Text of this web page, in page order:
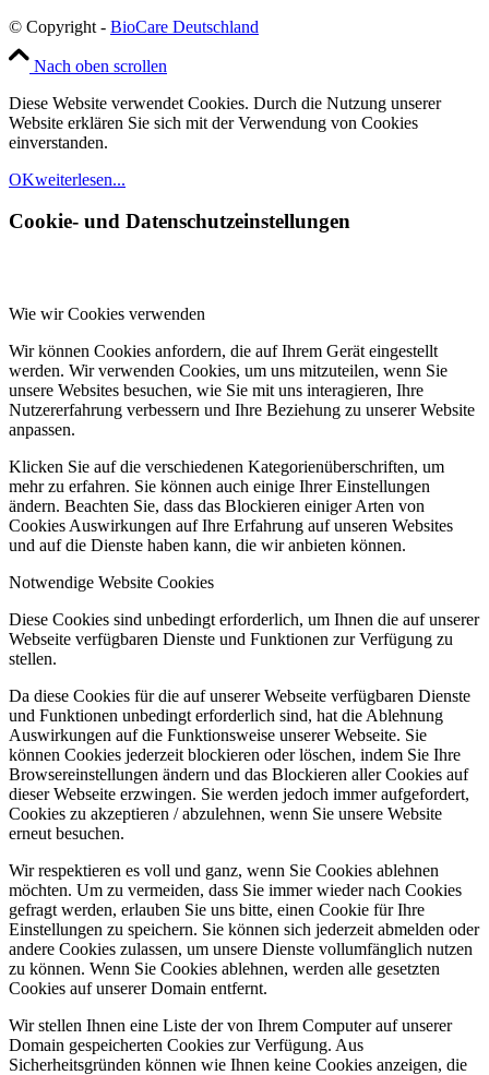
© Copyright - BioCare Deutschland
Nach oben scrollen
Diese Website verwendet Cookies. Durch die Nutzung unserer
Website erklären Sie sich mit der Verwendung von Cookies
einverstanden.
OKweiterlesen...
Cookie- und Datenschutzeinstellungen
Wie wir Cookies verwenden
Wir können Cookies anfordern, die auf Ihrem Gerät eingestellt
werden. Wir verwenden Cookies, um uns mitzuteilen, wenn Sie
unsere Websites besuchen, wie Sie mit uns interagieren, Ihre
Nutzererfahrung verbessern und Ihre Beziehung zu unserer Website
anpassen.
Klicken Sie auf die verschiedenen Kategorienüberschriften, um
mehr zu erfahren. Sie können auch einige Ihrer Einstellungen
ändern. Beachten Sie, dass das Blockieren einiger Arten von
Cookies Auswirkungen auf Ihre Erfahrung auf unseren Websites
und auf die Dienste haben kann, die wir anbieten können.
Notwendige Website Cookies
Diese Cookies sind unbedingt erforderlich, um Ihnen die auf unserer
Webseite verfügbaren Dienste und Funktionen zur Verfügung zu
stellen.
Da diese Cookies für die auf unserer Webseite verfügbaren Dienste
und Funktionen unbedingt erforderlich sind, hat die Ablehnung
Auswirkungen auf die Funktionsweise unserer Webseite. Sie
können Cookies jederzeit blockieren oder löschen, indem Sie Ihre
Browsereinstellungen ändern und das Blockieren aller Cookies auf
dieser Webseite erzwingen. Sie werden jedoch immer aufgefordert,
Cookies zu akzeptieren / abzulehnen, wenn Sie unsere Website
erneut besuchen.
Wir respektieren es voll und ganz, wenn Sie Cookies ablehnen
möchten. Um zu vermeiden, dass Sie immer wieder nach Cookies
gefragt werden, erlauben Sie uns bitte, einen Cookie für Ihre
Einstellungen zu speichern. Sie können sich jederzeit abmelden oder
andere Cookies zulassen, um unsere Dienste vollumfänglich nutzen
zu können. Wenn Sie Cookies ablehnen, werden alle gesetzten
Cookies auf unserer Domain entfernt.
Wir stellen Ihnen eine Liste der von Ihrem Computer auf unserer
Domain gespeicherten Cookies zur Verfügung. Aus
Sicherheitsgründen können wie Ihnen keine Cookies anzeigen, die